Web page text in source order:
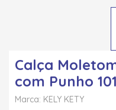
Calça
com Punho
Marca: KELY KETY